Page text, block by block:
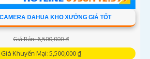
DAHUA KHO XƯỞNG GIÁ TỐT
Giá Bán: 6,500,000 ₫
Giá Khuyến Mại: 5,500,000 ₫